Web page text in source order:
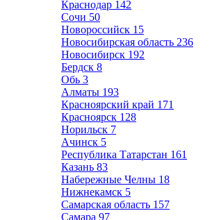
Краснодар 142
Сочи 50
Новороссийск 15
Новосибирская область 236
Новосибирск 192
Бердск 8
Обь 3
Алматы 193
Красноярский край 171
Красноярск 128
Норильск 7
Ачинск 5
Республика Татарстан 161
Казань 83
Набережные Челны 18
Нижнекамск 5
Самарская область 157
Самара 97